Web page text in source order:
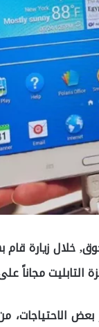
خلال زيارة
التابليت مجاناً
بعض